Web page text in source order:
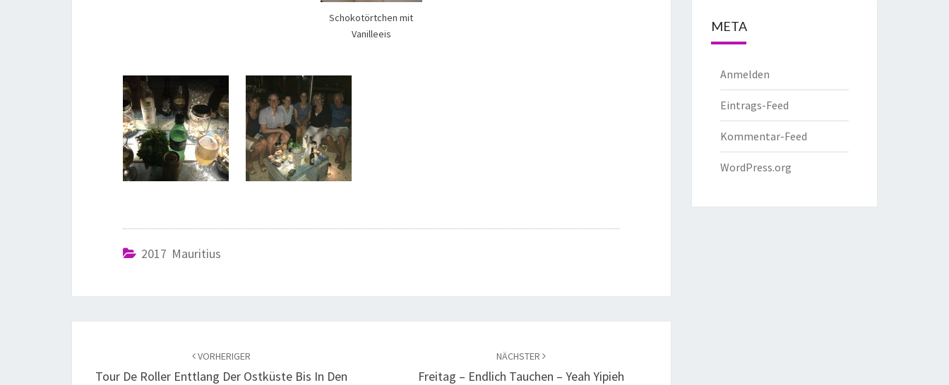
Schokotörtchen mit
Vanilleeis
2017 Mauritius
VORHERIGER
Tour De Roller Enttlang Der Ostküste Bis In Den
NÄCHSTER
Freitag – Endlich Tauchen – Yeah Yipieh
META
Anmelden
Eintrags-Feed
Kommentar-Feed
WordPress.org